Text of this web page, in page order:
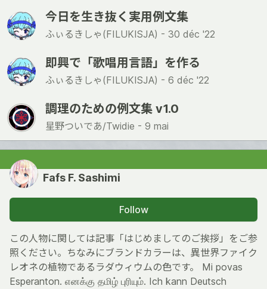
今日を生き抜く実用例文集
ふぃるきしゃ(FILUKISJA) - 30 déc '22
即興で「歌唱用言語」を作る
ふぃるきしゃ(FILUKISJA) - 6 déc '22
調理のための例文集 v1.0
星野ついであ/Twidie - 9 mai
Fafs F. Sashimi
Follow
この人物に関しては記事「はじめましてのご挨拶」をご参
照ください。ちなみにブランドカラーは、異世界ファイク
レオネの植物であるラダウィウムの色です。 Mi povas
Esperanton. எனக்கு தமிழ் புரியும். Ich kann Deutsch